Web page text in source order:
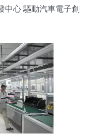
中心 驅動汽車電子創